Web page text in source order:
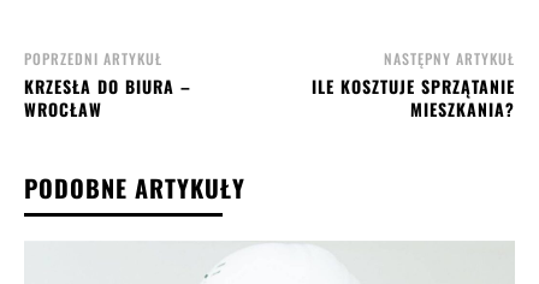
POPRZEDNI ARTYKUŁ
KRZESŁA DO BIURA –
WROCŁAW
NASTĘPNY ARTYKUŁ
ILE KOSZTUJE SPRZĄTANIE
MIESZKANIA?
PODOBNE ARTYKUŁY